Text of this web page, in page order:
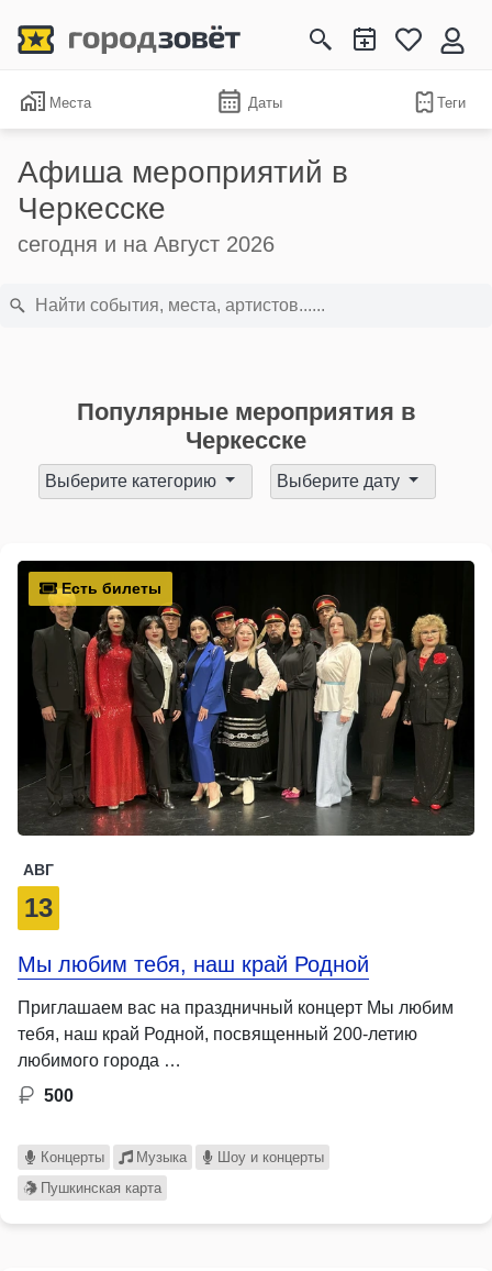
Места Даты Теги
Афиша мероприятий в
Черкесске
сегодня и на Август 2026
Популярные мероприятия в
Черкесске
Выберите категорию Выберите дату
Есть билеты
АВГ
13
Мы любим тебя, наш край Родной
Приглашаем вас на праздничный концерт Мы любим
тебя, наш край Родной, посвященный 200-летию
любимого города …
500
Концерты Музыка
Шоу и концерты
Пушкинская карта